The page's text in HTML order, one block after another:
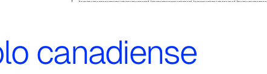
canadiense